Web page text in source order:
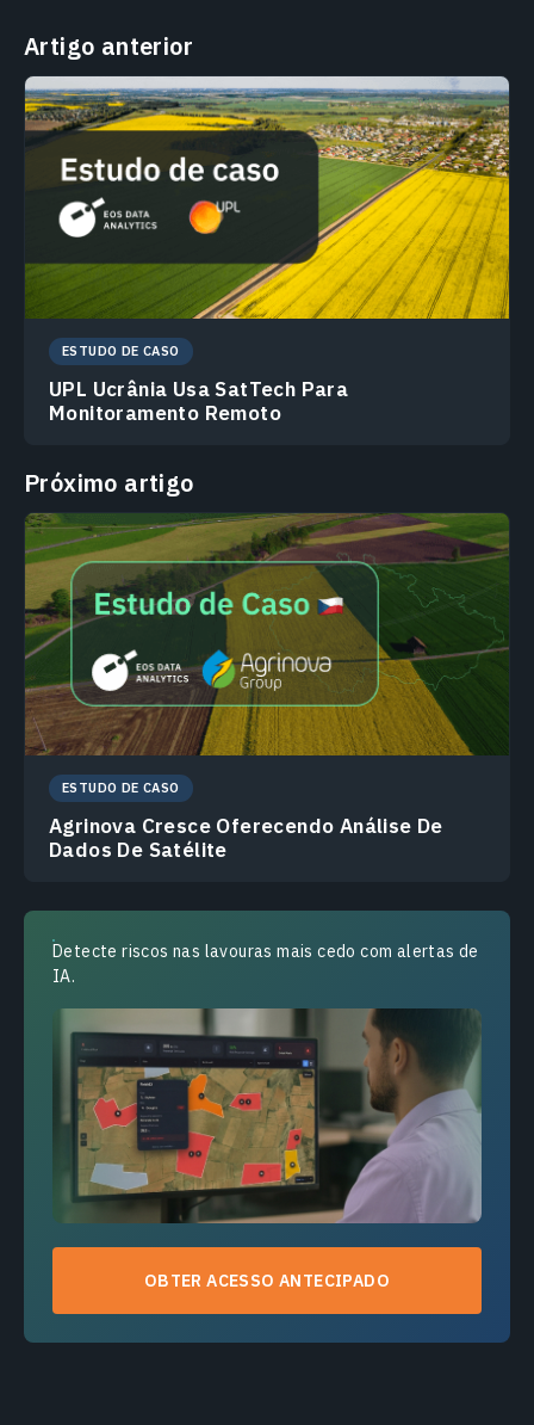
Artigo anterior
ESTUDO DE CASO
UPL Ucrânia Usa SatTech Para
Monitoramento Remoto
Próximo artigo
ESTUDO DE CASO
Agrinova Cresce Oferecendo Análise De
Dados De Satélite
Detecte riscos nas lavouras mais cedo com alertas de
IA.
OBTER ACESSO ANTECIPADO